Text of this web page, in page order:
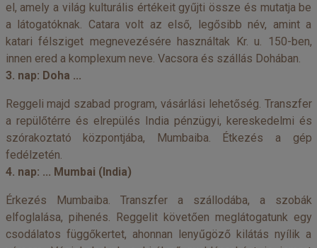
el, amely a világ kulturális értékeit gyűjti össze és mutatja be
a látogatóknak. Catara volt az első, legősibb név, amint a
katari félsziget megnevezésére használtak Kr. u. 150-ben,
innen ered a komplexum neve. Vacsora és szállás Dohában.
3. nap: Doha ...
Reggeli majd szabad program, vásárlási lehetőség. Transzfer
a repülőtérre és elrepülés India pénzügyi, kereskedelmi és
szórakoztató központjába, Mumbaiba. Étkezés a gép
fedélzetén.
4. nap: ... Mumbai (India)
Érkezés Mumbaiba. Transzfer a szállodába, a szobák
elfoglalása, pihenés. Reggelit követően meglátogatunk egy
csodálatos függőkertet, ahonnan lenyűgöző kilátás nyílik a